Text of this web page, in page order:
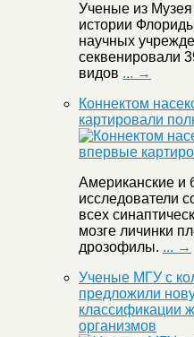
Ученые из Музея
истории
научных
секвенировали
видов ... →
Коннектом
картировали
Американские и
исследователи
всех
мозге личинки
дрозофилы. ... →
Ученые МГУ с
предложили
классификации
организмов